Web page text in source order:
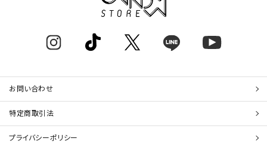
お問い合わせ
特定商取引法
プライバシーポリシー